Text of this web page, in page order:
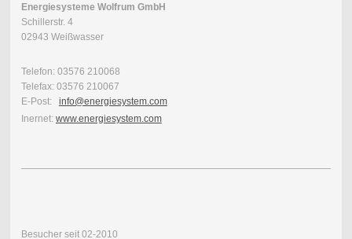
Energiesysteme Wolfrum GmbH
Schillerstr. 4
02943 Weißwasser
Telefon: 03576 210068
Telefax: 03576 210067
E-Post: info@energiesystem.com
Inernet: www.energiesystem.com
Besucher seit 02-2010